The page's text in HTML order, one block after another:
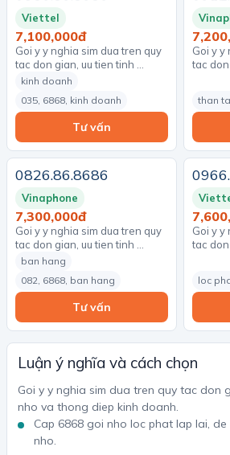
Viettel
7,100,000đ
Goi y y nghia sim dua tren quy
tac don gian, uu tien tinh …
kinh doanh
035, 6868, kinh doanh
Tư vấn
Goi y y
tac don
than
0826.86.8686
Vinaphone
7,300,000đ
Goi y y nghia sim dua tren quy
tac don gian, uu tien tinh …
ban hang
082, 6868, ban hang
Tư vấn
Goi y y
tac don
loc
Luận ý nghĩa và cách chọn
Goi y y nghia sim dua tren quy tac don
nho va thong diep kinh doanh.
Cap 6868 goi nho loc phat lap lai,
nho.